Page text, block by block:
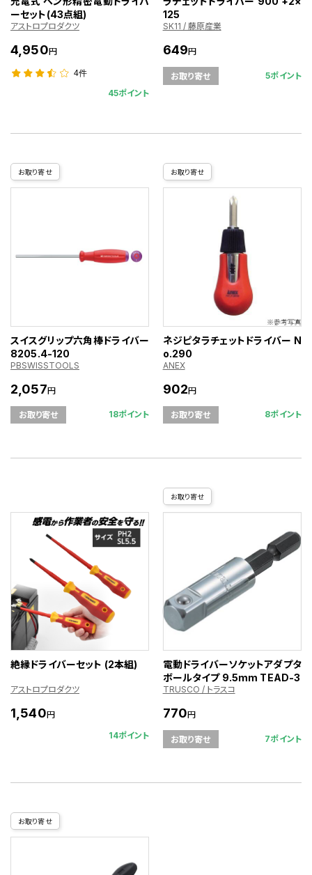
ーセット(43点組)
アストロプロダクツ
4,950円
4件
45ポイント
125
SK11 / 藤原産業
649円
お取り寄せ 5ポイント
お取り寄せ
スイスグリップ六角棒ドライバー
8205.4-120
PBSWISSTOOLS
2,057円
お取り寄せ 18ポイント
お取り寄せ
ネジピタラチェットドライバー N
o.290
ANEX
902円
お取り寄せ 8ポイント
絶縁ドライバーセット (2本組)
アストロプロダクツ
1,540円
14ポイント
お取り寄せ
電動ドライバーソケットアダプタ
ボールタイプ 9.5mm TEAD-3
TRUSCO / トラスコ
770円
お取り寄せ 7ポイント
お取り寄せ